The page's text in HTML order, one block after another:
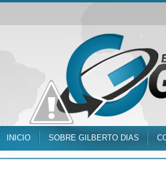
INICIO SOBRE GILBERTO DIAS